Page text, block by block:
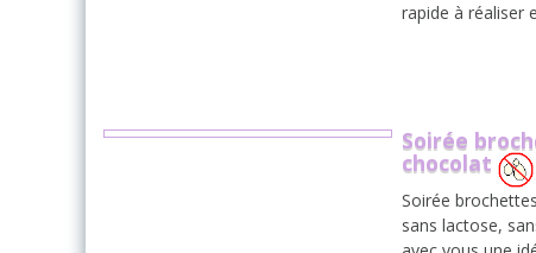
rapide à réaliser
Soirée
chocolat
Soirée
sans lactose,